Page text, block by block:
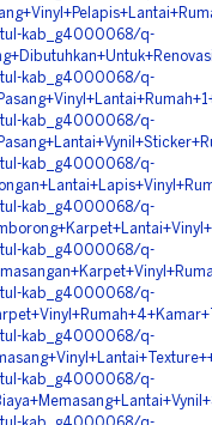
kab_g4000068/q-
kab_g4000068/q-
kab_g4000068/q-
kab_g4000068/q-
kab_g4000068/q-
kab_g4000068/q-
kab_g4000068/q-
kab_g4000068/q-
kab_g4000068/q-